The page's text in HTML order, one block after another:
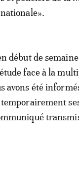
début de
face à la
avons été